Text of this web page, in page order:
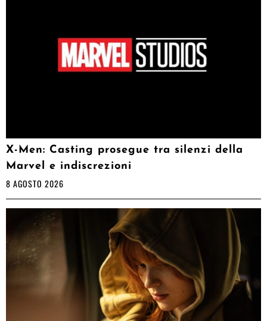
X-Men: Casting prosegue tra silenzi della
Marvel e indiscrezioni
8 AGOSTO 2026